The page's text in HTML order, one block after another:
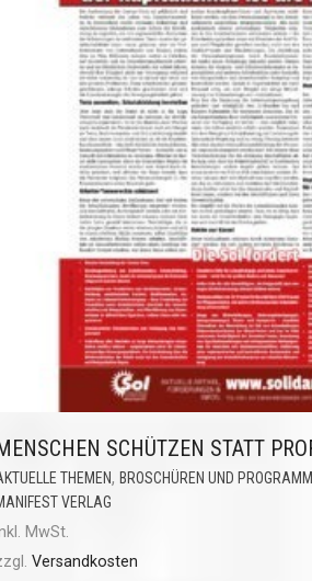
SCHÜTZEN STATT
THEMEN, BROSCHÜREN UND
VERLAG
MwSt.
Versandkosten